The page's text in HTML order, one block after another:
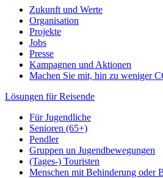
Zukunft und Werte
Organisation
Projekte
Jobs
Presse
Kampagnen und Aktionen
Machen Sie mit, hin zu weniger
Lösungen für Reisende
Für Jugendliche
Senioren (65+)
Pendler
Gruppen un Jugendbewegungen
(Tages-) Touristen
Menschen mit Behinderung oder